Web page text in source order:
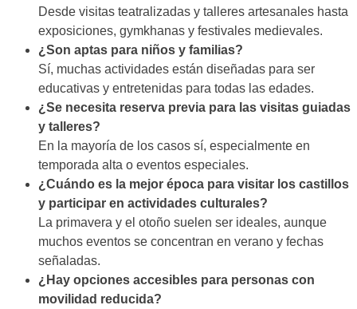
Desde visitas teatralizadas y talleres artesanales hasta
exposiciones, gymkhanas y festivales medievales.
¿Son aptas para niños y familias?
Sí, muchas actividades están diseñadas para ser
educativas y entretenidas para todas las edades.
¿Se necesita reserva previa para las visitas guiadas
y talleres?
En la mayoría de los casos sí, especialmente en
temporada alta o eventos especiales.
¿Cuándo es la mejor época para visitar los castillos
y participar en actividades culturales?
La primavera y el otoño suelen ser ideales, aunque
muchos eventos se concentran en verano y fechas
señaladas.
¿Hay opciones accesibles para personas con
movilidad reducida?